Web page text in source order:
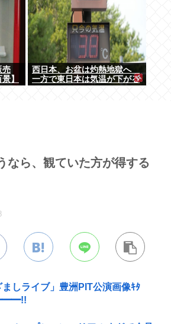
売
】
西日本、お盆は灼熱地獄へ
一方で東日本は気温が下がる
なら、観ていた方が得する
しライブ」豊洲PIT公演画像ｷﾀ